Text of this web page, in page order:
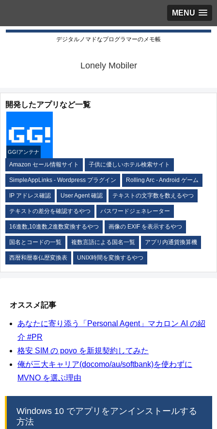
MENU
デジタルノマドなプログラマーのメモ帳
Lonely Mobiler
開発したアプリなど一覧
GG!アンテナ
Amazon セール情報サイト 子供に優しいホテル検索サイト
SimpleAppLinks - Wordpress プラグイン Rolling Arc - Android ゲーム
IP アドレス確認 User Agent 確認 テキストの文字数を数えるやつ
テキストの差分を確認するやつ パスワードジェネレーター
16進数,10進数,2進数変換するやつ 画像の EXIF を表示するやつ
国名とコードの一覧 複数言語による国名一覧 アプリ内通貨換算機
西暦和暦泰仏歴変換表 UNIX時間を変換するやつ
オススメ記事
あなたに寄り添う「Personal Agent」マカロン AI の紹
介 #PR
格安 SIM の povo を新規契約してみた
俺が三大キャリア(docomo/au/softbank)を使わずに
MVNO を選ぶ理由
Windows 10 でアプリをアンインストールする
方法